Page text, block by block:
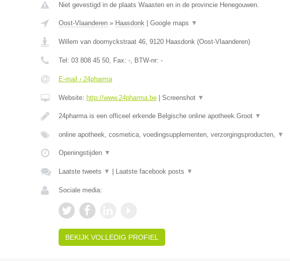
Niet gevestigd in de plaats Waasten en in de provincie Henegouwen.
Oost-Vlaanderen» Haasdonk| Google maps ▼
Willem van doornyckstraat 46, 9120 Haasdonk(Oost-Vlaanderen)
Tel: 03 808 45 50, Fax: -, BTW-nr: -
E-mail › 24pharma
Website: http://www.24pharma.be| Screenshot ▼
24pharma is een officeel erkende Belgische online apotheek.Groot ▼
online apotheek, cosmetica, voedingsupplementen, verzorgingsproducten, ▼
Openingstijden ▼
Laatste tweets ▼ Laatste facebook posts ▼
Sociale media:
BEKIJK VOLLEDIG PROFIEL